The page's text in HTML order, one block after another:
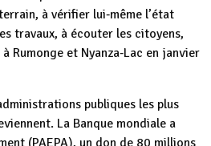
à vérifier lui‑même l’état
travaux, à écouter les citoyens,
Rumonge et Nyanza‑Lac en janvier
publiques les plus
La Banque mondiale a
(PAEPA), un don de 80 millions